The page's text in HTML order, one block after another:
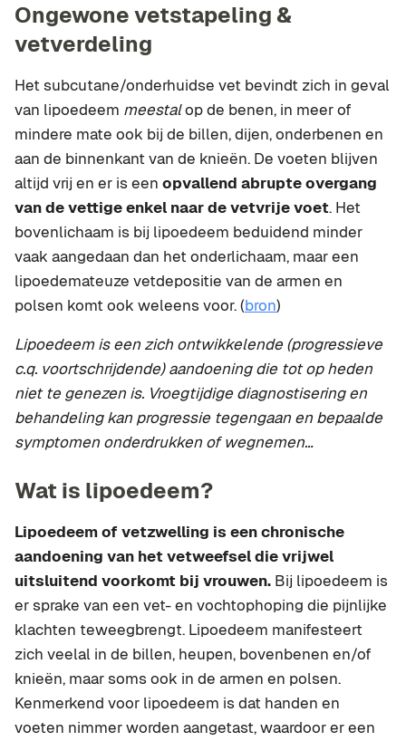
Ongewone vetstapeling &
vetverdeling
Het subcutane/onderhuidse vet bevindt zich in geval
van lipoedeem meestalop de benen, in meer of
mindere mate ook bij de billen, dijen, onderbenen en
aan de binnenkant van de knieën. De voeten blijven
altijd vrij en er is een opvallend abrupte overgang
van de vettige enkel naar de vetvrije voet. Het
bovenlichaam is bij lipoedeem beduidend minder
vaak aangedaan dan het onderlichaam, maar een
lipoedemateuze vetdepositie van de armen en
polsen komt ook weleens voor. (bron)
Lipoedeem is een zich ontwikkelende (progressieve
c.q. voortschrijdende) aandoening die tot op heden
niet te genezen is. Vroegtijdige diagnostisering en
behandeling kan progressie tegengaan en bepaalde
symptomen onderdrukken of wegnemen…
Wat is lipoedeem?
Lipoedeem of vetzwelling is een chronische
aandoening van het vetweefsel die vrijwel
uitsluitend voorkomt bij vrouwen. Bij lipoedeem is
er sprake van een vet- en vochtophoping die pijnlijke
klachten teweegbrengt. Lipoedeem manifesteert
zich veelal in de billen, heupen, bovenbenen en/of
knieën, maar soms ook in de armen en polsen.
Kenmerkend voor lipoedeem is dat handen en
voeten nimmer worden aangetast, waardoor er een